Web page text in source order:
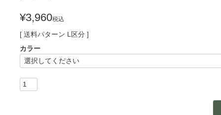
¥3,960税込
送料パターン L区分
カラー